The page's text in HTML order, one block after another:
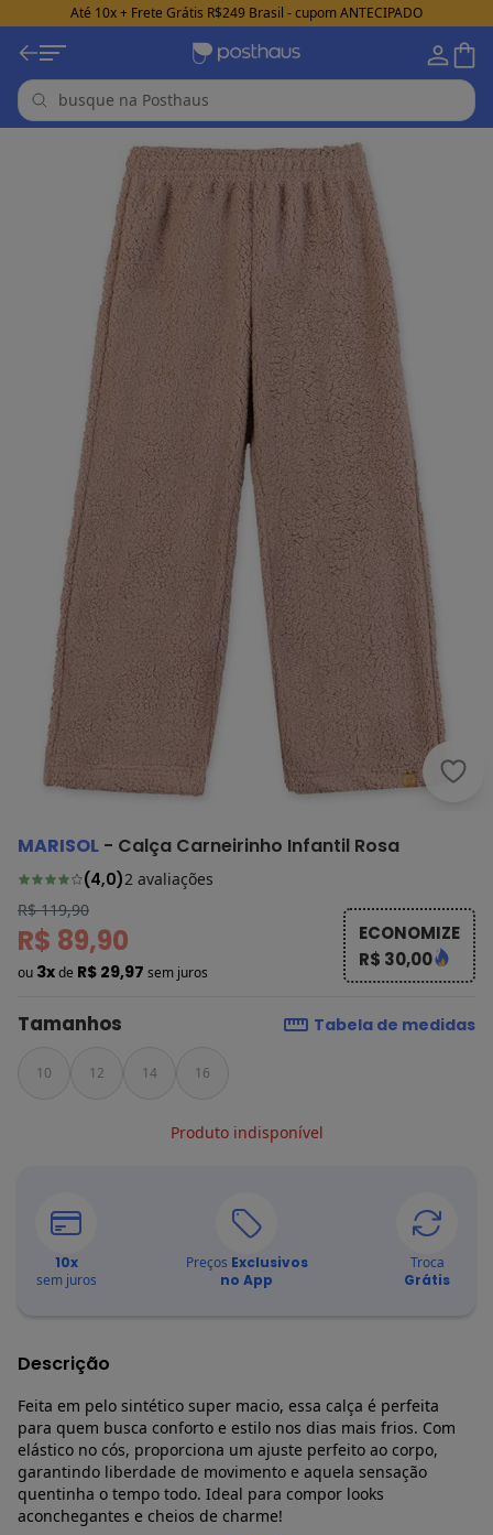
Até 10x + Frete Grátis R$249 Brasil - cupom ANTECIPADO
MARISOL - Calça Carneirinho Infantil Rosa
(4,0)2 avaliações
R$ 119,90
R$ 89,90
ou 3xde R$ 29,97 sem juros
ECONOMIZE
R$ 30,00
Tamanhos Tabela de medidas
10 12 14 16
Produto indisponível
10x
sem juros
Preços Exclusivos
no App
Troca
Grátis
Descrição
Feita em pelo sintético super macio, essa calça é perfeita
para quem busca conforto e estilo nos dias mais frios. Com
elástico no cós, proporciona um ajuste perfeito ao corpo,
garantindo liberdade de movimento e aquela sensação
quentinha o tempo todo. Ideal para compor looks
aconchegantes e cheios de charme!